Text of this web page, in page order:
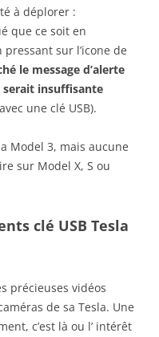
à déplorer :
que ce soit en
sur l’icone de
le message d’alerte
serait insuffisante
une clé USB).
Model 3, mais aucune
sur Model X, S ou
clé USB Tesla
précieuses vidéos
de sa Tesla. Une
c’est là ou l’ intérêt